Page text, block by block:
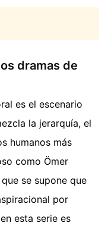
dramas de
es el escenario
la jerarquía, el
humanos más
como Ömer
se supone que
por
esta serie es